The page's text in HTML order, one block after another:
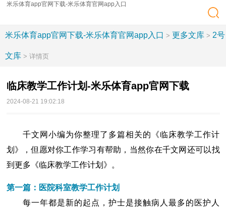
米乐体育app官网下载-米乐体育官网app入口
米乐体育app官网下载-米乐体育官网app入口 > 更多文库 > 2号
文库 > 详情页
临床教学工作计划-米乐体育app官网下载
2024-08-21 19:02:18
千文网小编为你整理了多篇相关的《临床教学工作计
划》，但愿对你工作学习有帮助，当然你在千文网还可以找
到更多《临床教学工作计划》。
第一篇：医院科室教学工作计划
每一年都是新的起点，护士是接触病人最多的医护人